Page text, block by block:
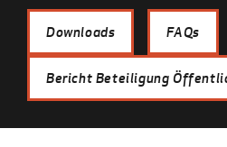
Downloads FAQs
Bericht Beteiligung